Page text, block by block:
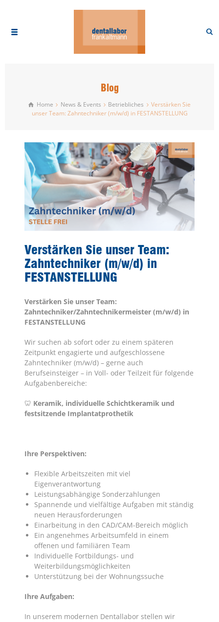
Blog
Home News & Events Betriebliches
Verstärken Sie
unser Team: Zahntechniker (m/w/d) in FESTANSTELLUNG
Verstärken Sie unser Team:
Zahntechniker (m/w/d) in
FESTANSTELLUNG
Verstärken Sie unser Team:
Zahntechniker/Zahntechnikermeister (m/w/d) in
FESTANSTELLUNG
Wir suchen ab sofort oder zu einem späteren
Zeitpunkt engagierte und aufgeschlossene
Zahntechniker (m/w/d) – gerne auch
Berufseinsteiger – in Voll- oder Teilzeit für folgende
Aufgabenbereiche:
🦷 Keramik, individuelle Schichtkeramik und
festsitzende Implantatprothetik
Ihre Perspektiven:
Flexible Arbeitszeiten mit viel
Eigenverantwortung
Leistungsabhängige Sonderzahlungen
Spannende und vielfältige Aufgaben mit ständig
neuen Herausforderungen
Einarbeitung in den CAD/CAM-Bereich möglich
Ein angenehmes Arbeitsumfeld in einem
offenen und familiären Team
Individuelle Fortbildungs- und
Weiterbildungsmöglichkeiten
Unterstützung bei der Wohnungssuche
Ihre Aufgaben:
In unserem modernen Dentallabor stellen wir